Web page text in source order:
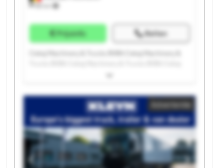
88 km
Prijsinfo Bellen
Machinery & Trucks BVBA Cekaj Machinery & Trucks
Machinery & Trucks BVBA Cekaj Machinery & Trucks
BVBA Cekaj Machinery & Trucks BVBA Cekaj
Machinery & Trucks BVBA Cekaj Machinery & Trucks
BVBA Cekaj Machinery & Trucks BVBA Cekaj
Machinery & Trucks BVBA Cekaj Machinery & Trucks
BVBA Cekaj Machinery & Trucks BVBA Cekaj
Machinery & Trucks BVBA Cekaj Machinery & Trucks
BVBA Cekaj Machinery & Trucks BVBA Cekaj
Advertentie